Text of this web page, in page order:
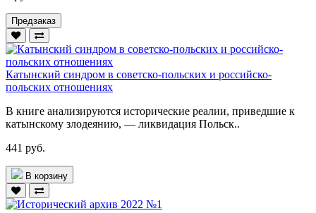
Предзаказ
Катынский синдром в советско-польских и российско-
польских отношениях
В книге анализируются исторические реалии, приведшие к
катынскому злодеянию, — ликвидация Польск..
441 руб.
В корзину